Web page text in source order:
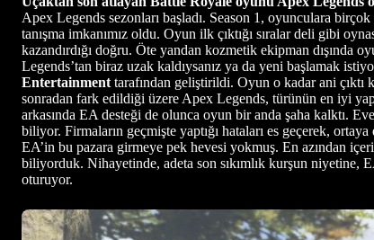
Apex Legends sezonları başladı. Season 1, oyunculara
tanışma imkanımız oldu. Oyun ilk çıktığı sıralar deli gibi
kazandırdığı doğru. Öte yandan kozmetik ekipman dışında
Legends’tan biraz uzak kaldıysanız ya da yeni başlamak
Entertainment tarafından geliştirildi. Oyun o kadar ani çıktı
sonradan fark edildiği üzere Apex Legends, türünün en iyi
arkasında EA desteği de olunca oyun bir anda şaha kalktı.
biliyor. Firmaların geçmişte yaptığı hataları es geçerek,
EA’in bu pazara girmeye pek hevesi yokmuş. En azından
biliyorduk. Nihayetinde, adeta son sıkımlık kurşun niyetine,
oturuyor.